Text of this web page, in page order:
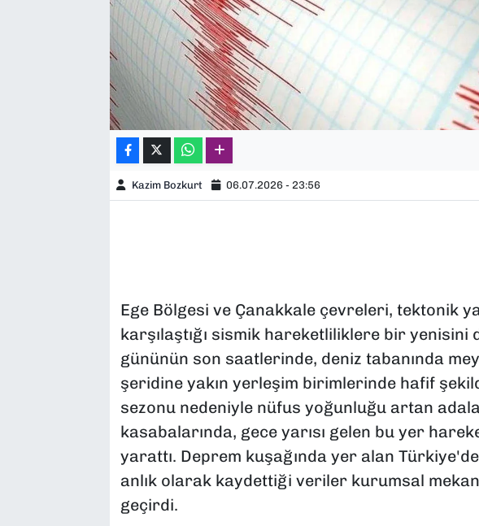
Kazim Bozkurt 06.07.2026 - 23:56
Ege Bölgesi ve Çanakkale çevreleri, tektonik
karşılaştığı sismik hareketliliklere bir yenisini
gününün son saatlerinde, deniz tabanında
şeridine yakın yerleşim birimlerinde hafif
sezonu nedeniyle nüfus yoğunluğu artan
kasabalarında, gece yarısı gelen bu yer
yarattı. Deprem kuşağında yer alan
anlık olarak kaydettiği veriler kurumsal
geçirdi.